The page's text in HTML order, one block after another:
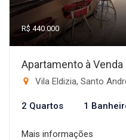
R$ 440.000
Apartamento à
Vila Eldizia, Santo
2 Quartos 1
Mais informações